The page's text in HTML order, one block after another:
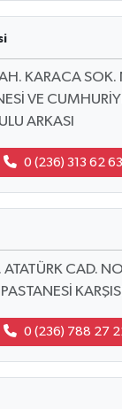
KARACA
VE
ARKASI
0 (236) 313 62 63
CAD.
KARŞISI
0 (236) 788 27